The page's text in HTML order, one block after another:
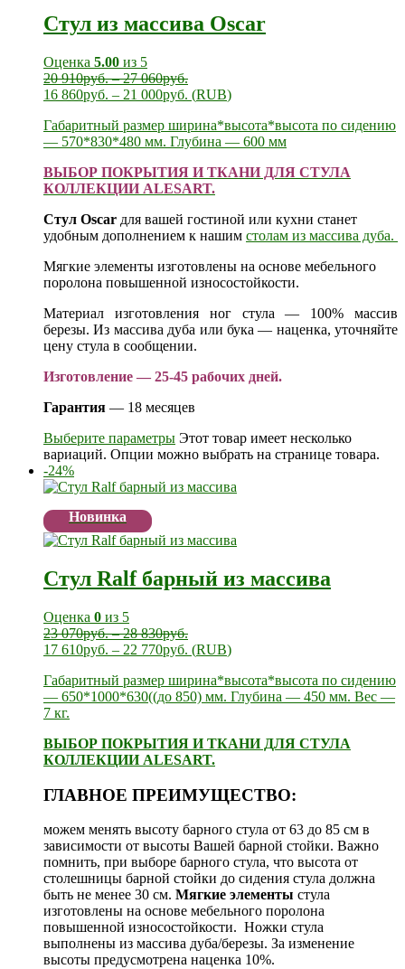
Стул из массива Oscar
Оценка 5.00 из 5
20 910руб.–27 060руб.
16 860руб. – 21 000руб. (RUB)
Габаритный размер ширина*высота*высота по сидению
— 570*830*480 мм. Глубина — 600 мм
ВЫБОР ПОКРЫТИЯ И ТКАНИ ДЛЯ СТУЛА
КОЛЛЕКЦИИ ALESART.
Стул Oscar для вашей гостиной или кухни станет
удобным дополнением к нашим столам из массива дуба.
Мягкие элементы изготовлены на основе мебельного
поролона повышенной износостойкости.
Материал изготовления ног стула — 100% массив
березы. Из массива дуба или бука — наценка, уточняйте
цену стула в сообщении.
Изготовление — 25-45 рабочих дней.
Гарантия — 18 месяцев
Выберите параметры Этот товар имеет несколько
вариаций. Опции можно выбрать на странице товара.
-24%
Новинка
Стул Ralf барный из массива
Оценка 0 из 5
23 070руб.–28 830руб.
17 610руб. – 22 770руб. (RUB)
Габаритный размер ширина*высота*высота по сидению
— 650*1000*630((до 850) мм. Глубина — 450 мм. Вес —
7 кг.
ВЫБОР ПОКРЫТИЯ И ТКАНИ ДЛЯ СТУЛА
КОЛЛЕКЦИИ ALESART.
ГЛАВНОЕ ПРЕИМУЩЕСТВО:
можем менять высоту барного стула от 63 до 85 см в
зависимости от высоты Вашей барной стойки. Важно
помнить, при выборе барного стула, что высота от
столешницы барной стойки до сидения стула должна
быть не менее 30 см. Мягкие элементы стула
изготовлены на основе мебельного поролона
повышенной износостойкости. Ножки стула
выполнены из массива дуба/березы. За изменение
высоты предусмотрена наценка 10%.